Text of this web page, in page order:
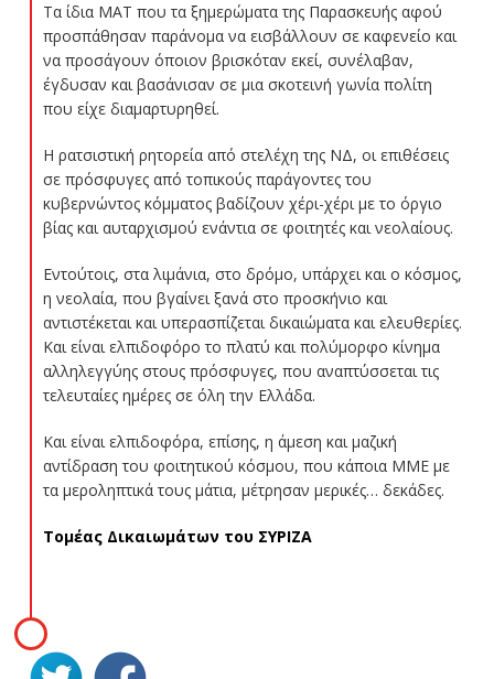
Τα ίδια ΜΑΤ που τα ξημερώματα της Παρασκευής αφού
προσπάθησαν παράνομα να εισβάλλουν σε καφενείο και
να προσάγουν όποιον βρισκόταν εκεί, συνέλαβαν,
έγδυσαν και βασάνισαν σε μια σκοτεινή γωνία πολίτη
που είχε διαμαρτυρηθεί.
Η ρατσιστική ρητορεία από στελέχη της ΝΔ, οι επιθέσεις
σε πρόσφυγες από τοπικούς παράγοντες του
κυβερνώντος κόμματος βαδίζουν χέρι-χέρι με το όργιο
βίας και αυταρχισμού ενάντια σε φοιτητές και νεολαίους.
Εντούτοις, στα λιμάνια, στο δρόμο, υπάρχει και ο κόσμος,
η νεολαία, που βγαίνει ξανά στο προσκήνιο και
αντιστέκεται και υπερασπίζεται δικαιώματα και ελευθερίες.
Και είναι ελπιδοφόρο το πλατύ και πολύμορφο κίνημα
αλληλεγγύης στους πρόσφυγες, που αναπτύσσεται τις
τελευταίες ημέρες σε όλη την Ελλάδα.
Και είναι ελπιδοφόρα, επίσης, η άμεση και μαζική
αντίδραση του φοιτητικού κόσμου, που κάποια ΜΜΕ με
τα μεροληπτικά τους μάτια, μέτρησαν μερικές… δεκάδες.
Τομέας Δικαιωμάτων του ΣΥΡΙΖΑ